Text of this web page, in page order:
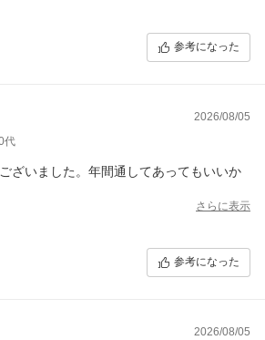
参考になった
2026/08/05
代
ざいました。年間通してあってもいいか
さらに表示
参考になった
2026/08/05